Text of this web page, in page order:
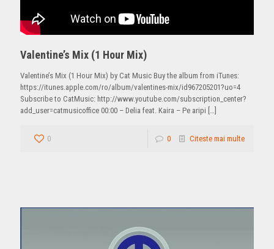
Valentine’s Mix (1 Hour Mix)
Valentine’s Mix (1 Hour Mix) by Cat Music Buy the album from iTunes:
https://itunes.apple.com/ro/album/valentines-mix/id967205201?uo=4
Subscribe to CatMusic: http://www.youtube.com/subscription_center?
add_user=catmusicoffice 00:00 – Delia feat. Kaira – Pe aripi
0 0 Citeste mai multe